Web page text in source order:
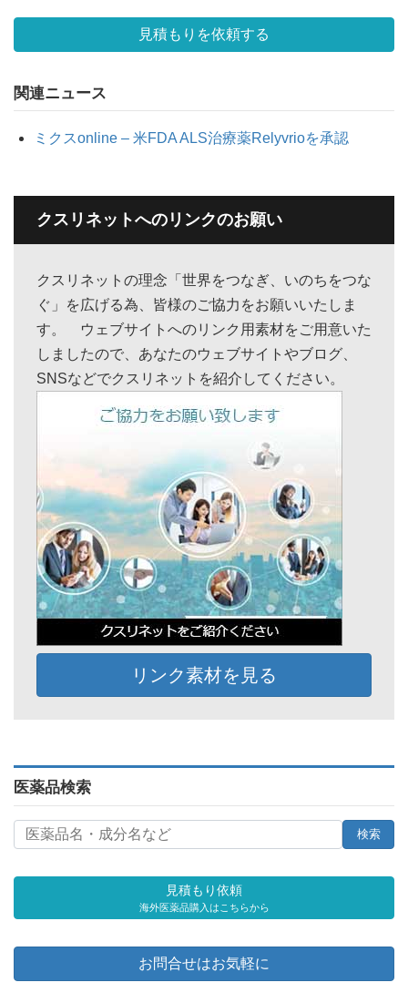
見積もりを依頼する
関連ニュース
ミクスonline – 米FDA ALS治療薬Relyvrioを承認
クスリネットへのリンクのお願い
クスリネットの理念「世界をつなぎ、いのちをつな
ぐ」を広げる為、皆様のご協力をお願いいたしま
す。 ウェブサイトへのリンク用素材をご用意いた
しましたので、あなたのウェブサイトやブログ、
SNSなどでクスリネットを紹介してください。
リンク素材を見る
医薬品検索
見積もり依頼
海外医薬品購入はこちらから
お問合せはお気軽に